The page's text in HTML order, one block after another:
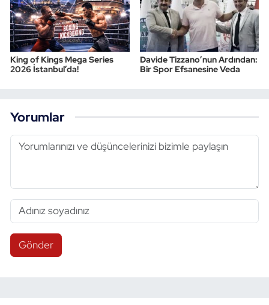
King of Kings Mega Series
2026 İstanbul’da!
Davide Tizzano’nun Ardından:
Bir Spor Efsanesine Veda
Yorumlar
Gönder